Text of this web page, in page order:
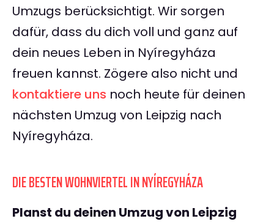
Umzugs berücksichtigt. Wir sorgen
dafür, dass du dich voll und ganz auf
dein neues Leben in Nyíregyháza
freuen kannst. Zögere also nicht und
kontaktiere uns noch heute für deinen
nächsten Umzug von Leipzig nach
Nyíregyháza.
DIE BESTEN WOHNVIERTEL IN NYÍREGYHÁZA
Planst du deinen Umzug von Leipzig